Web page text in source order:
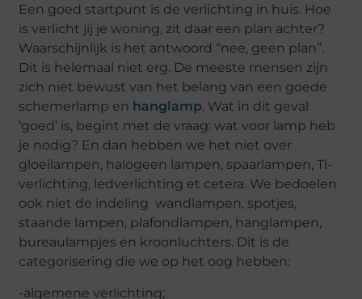
Een goed startpunt is de verlichting in huis. Hoe
is verlicht jij je woning, zit daar een plan achter?
Waarschijnlijk is het antwoord “nee, geen plan”.
Dit is helemaal niet erg. De meeste mensen zijn
zich niet bewust van het belang van een goede
schemerlamp en hanglamp. Wat in dit geval
‘goed’ is, begint met de vraag: wat voor lamp heb
je nodig? En dan hebben we het niet over
gloeilampen, halogeen lampen, spaarlampen, Tl-
verlichting, ledverlichting et cetera. We bedoelen
ook niet de indeling wandlampen, spotjes,
staande lampen, plafondlampen, hanglampen,
bureaulampjes en kroonluchters. Dit is de
categorisering die we op het oog hebben:
-algemene verlichting;